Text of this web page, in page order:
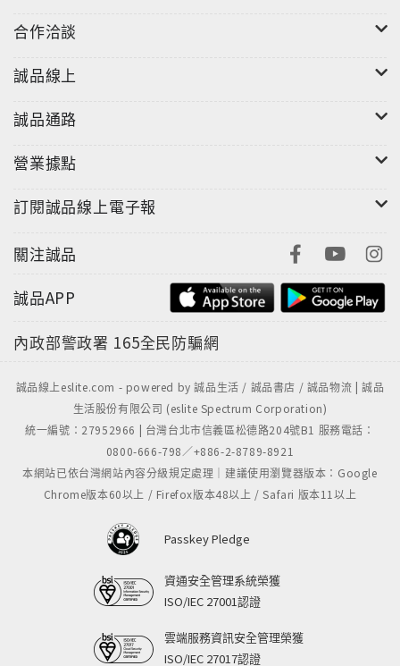
品中呈現歐亞民族與文化間複雜傾軋的關係。
■譯者簡介
金聖華
原籍浙江省上虞縣，香港崇基學院英文系畢業，華盛頓
大學碩士及巴黎大學博士。曾任香港翻譯學會會長，香
港中文大學翻譯系教授暨系主任，文學院副院長，中文
大學校董，新亞書院校董及香港雙語法例諮詢委員會委
員。現任香港中文大學翻譯系講座教授、中國翻譯工作
者協會理事等。著作多種，如《橋畔閒眺》、《打開一
《橋畔譯談：翻譯散論八十篇》、《因難見巧：名家翻
譯經驗談》、《春來第一燕》等；譯作如麥克勒絲的
《小酒館的悲歌》、康拉德的《海隅逐客》等。
合作洽談
誠品線上
誠品通路
營業據點
訂閱誠品線上電子報
關注誠品
誠品APP
內政部警政署 165全民防騙網
誠品線上eslite.com - powered by 誠品生活 / 誠品書店 / 誠品物流 | 誠品
生活股份有限公司 (eslite Spectrum Corporation)
統一編號：27952966 | 台灣台北市信義區松德路204號B1 服務電話：
0800-666-798／+886-2-8789-8921
本網站已依台灣網站內容分級規定處理｜建議使用瀏覽器版本：Google
Chrome版本60以上 / Firefox版本48以上 / Safari 版本11以上
Passkey Pledge
資通安全管理系統榮獲
ISO/IEC 27001認證
雲端服務資訊安全管理榮獲
ISO/IEC 27017認證